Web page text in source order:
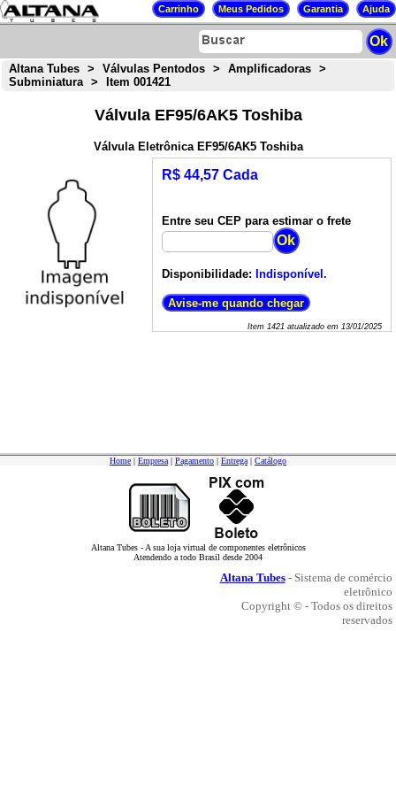
Altana Tubes > Válvulas Pentodos > Amplificadoras
>
Subminiatura
> Item 001421
Válvula EF95/6AK5 Toshiba
Válvula Eletrônica EF95/6AK5 Toshiba
R$ 44,57 Cada
Entre seu CEP para estimar o frete
Disponibilidade: Indisponível.
Item 1421atualizado em 13/01/2025
Home | Empresa | Pagamento | Entrega | Catálogo
Altana Tubes - A sua loja virtual de componentes eletrônicos
Atendendo a todo Brasil desde 2004
Altana Tubes- Sistema de comércio
eletrônico
Copyright © - Todos os direitos
reservados